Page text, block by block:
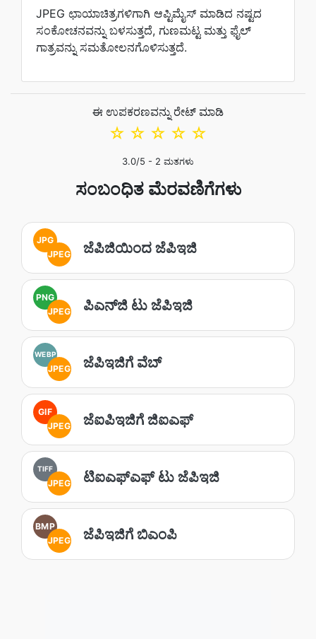
JPEG ಛಾಯಾಚಿತ್ರಗಳಿಗಾಗಿ ಆಪ್ಟಿಮೈಸ್ ಮಾಡಿದ ನಷ್ಟದ
ಸಂಕೋಚನವನ್ನು ಬಳಸುತ್ತದೆ, ಗುಣಮಟ್ಟ ಮತ್ತು ಫೈಲ್
ಗಾತ್ರವನ್ನು ಸಮತೋಲನಗೊಳಿಸುತ್ತದೆ.
ಈ ಉಪಕರಣವನ್ನು ರೇಟ್ ಮಾಡಿ
☆
☆
☆
☆
☆
3.0/5 - 2 ಮತಗಳು
ಸಂಬಂಧಿತ ಮೆರವಣಿಗೆಗಳು
JPG
JPEG
ಜೆಪಿಜಿಯಿಂದ ಜೆಪಿಇಜಿ
PNG
JPEG
ಪಿಎನ್‌ಜಿ ಟು ಜೆಪಿಇಜಿ
WEBP
JPEG ಜೆಪಿಇಜಿಗೆ ವೆಬ್
GIF
JPEG
ಜೆಐಪಿಇಜಿಗೆ ಜಿಐಎಫ್
TIFF
JPEG ಟಿಐಎಫ್ಎಫ್ ಟು ಜೆಪಿಇಜಿ
BMP
JPEG
ಜೆಪಿಇಜಿಗೆ ಬಿಎಂಪಿ